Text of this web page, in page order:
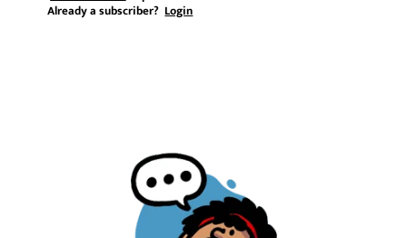
Already a subscriber?Login